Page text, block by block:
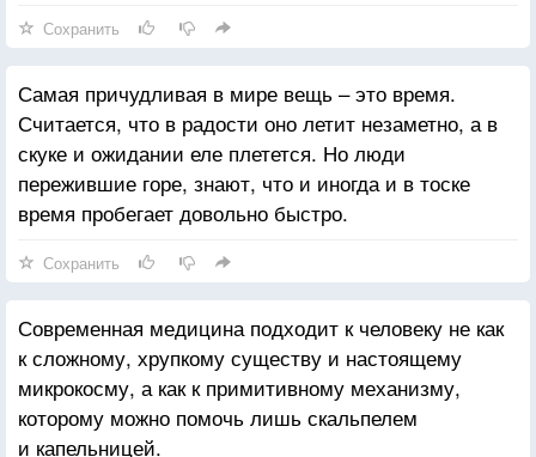
Сохранить
Самая причудливая в мире вещь – это время.
Считается, что в радости оно летит незаметно, а в
скуке и ожидании еле плетется. Но люди
пережившие горе, знают, что и иногда и в тоске
время пробегает довольно быстро.
Сохранить
Современная медицина подходит к человеку не как
к сложному, хрупкому существу и настоящему
микрокосму, а как к примитивному механизму,
которому можно помочь лишь скальпелем
и капельницей.